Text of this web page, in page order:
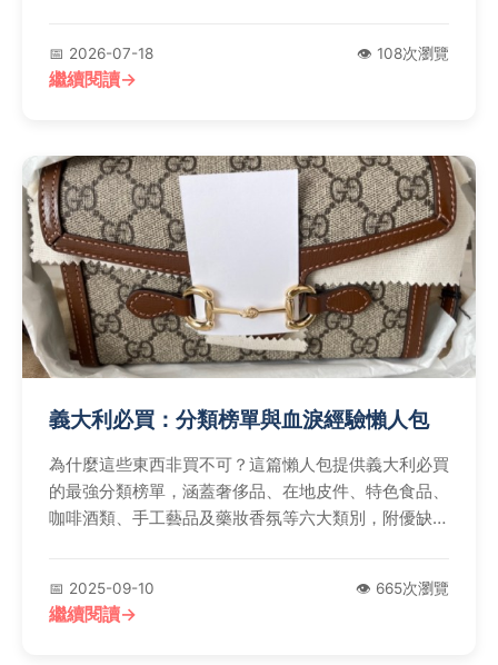
📅 2026-07-18 👁️ 108次瀏覽
繼續閱讀
義大利必買：分類榜單與血淚經驗懶人包
為什麼這些東西非買不可？這篇懶人包提供義大利必買
的最強分類榜單，涵蓋奢侈品、在地皮件、特色食品、
咖啡酒類、手工藝品及藥妝香氛等六大類別，附優缺點
📅 2025-09-10 👁️ 665次瀏覽
繼續閱讀